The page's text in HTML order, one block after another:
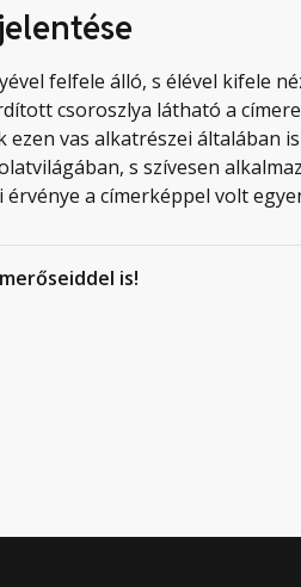
felfele álló, s élével kifele
csoroszlya látható a
vas alkatrészei általában
s szívesen
a címerképpel volt
is!